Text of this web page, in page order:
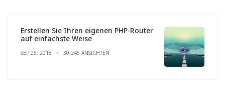
Erstellen Sie Ihren eigenen PHP-Router
auf einfachste Weise
SEP 25, 2018 30,245 ANSICHTEN